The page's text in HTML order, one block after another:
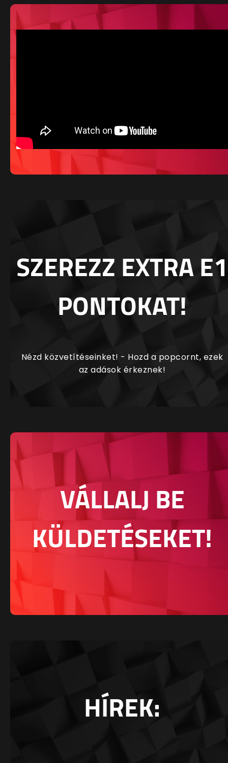
SZEREZZ EXTRA E1
PONTOKAT!
Nézd közvetítéseinket! - Hozd a popcornt, ezek
az adások érkeznek!
VÁLLALJ BE
KÜLDETÉSEKET!
HÍREK: